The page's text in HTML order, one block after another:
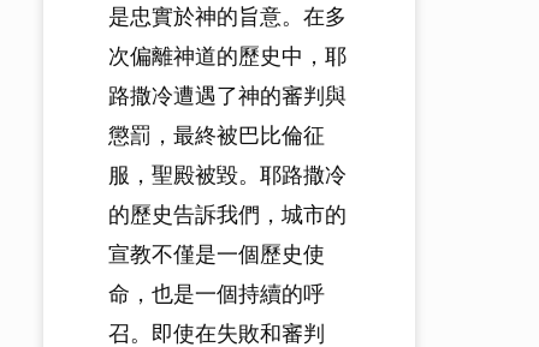
是忠實於神的旨意。在多
次偏離神道的歷史中，耶
路撒冷遭遇了神的審判與
懲罰，最終被巴比倫征
服，聖殿被毀。耶路撒冷
的歷史告訴我們，城市的
宣教不僅是一個歷史使
命，也是一個持續的呼
召。即使在失敗和審判